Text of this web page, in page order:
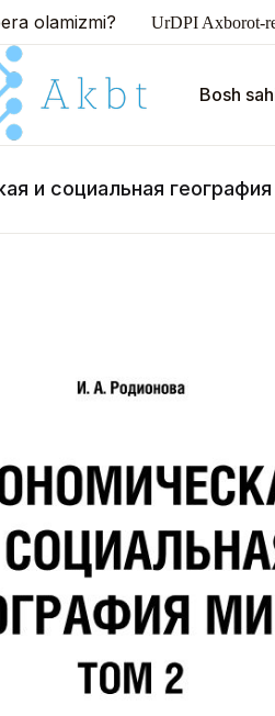
olamizmi? UrDPI Axborot-
Bosh
и социальная